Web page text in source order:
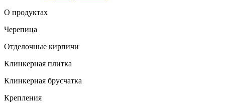
О продуктах
Черепица
Отделочные кирпичи
Клинкерная плитка
Клинкерная брусчатка
Крепления